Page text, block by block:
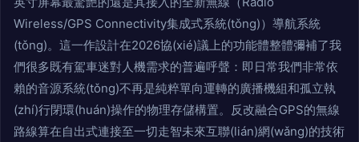
Wireless/GPS Connectivity集成式系統(tǒng)）導航系統
(tǒng)。這一作設計在2026協(xié)議上的功能體整體彌補了我
們很多既有駕車迷對人機需求的普遍呼聲：即日常我們非常依
賴的音源系統(tǒng)不再是純粹單向運轉的廣播機組和孤立執
(zhí)行閉環(huán)操作的物理存儲構置。反改融合GPS的無線
路線算在自出式連接至一切走智未來互聯(lián)網(wǎng)的技術